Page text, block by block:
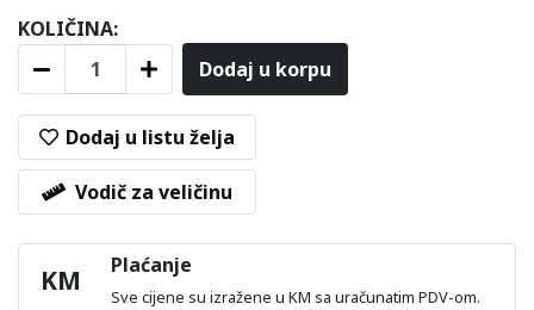
KOLIČINA:
Dodaj u korpu
Dodaj u listu želja
Vodič za veličinu
KM Plaćanje
Sve cijene su izražene u KM sa uračunatim PDV-om.